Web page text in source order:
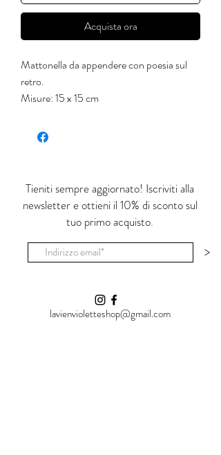
Acquista ora
Mattonella da appendere con poesia sul
retro.
Misure: 15 x 15 cm
'C'è una crepa in ogni cosa.
(Leonard Cohen)
Ognuno di questi prodotti è realizzato a
mano e dipinto con colori apiombici,
cristallizzato successivamente in uno
smalto lucido e trasparente non tossico. E'
Le piccole imperfezioni e la non uniformità
del prodotto sono la 'luce' che cerco in ogni
Tieniti sempre aggiornato! Iscriviti alla
newsletter e ottieni il 10% di sconto sul
tuo primo acquisto.
>
lavienvioletteshop@gmail.com